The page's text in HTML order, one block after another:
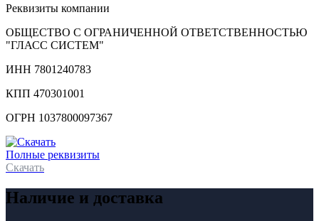
Реквизиты компании
ОБЩЕСТВО С ОГРАНИЧЕННОЙ ОТВЕТСТВЕННОСТЬЮ
"ГЛАСС СИСТЕМ"
ИНН 7801240783
КПП 470301001
ОГРН 1037800097367
Полные реквизиты
Скачать
Наличие и доставка